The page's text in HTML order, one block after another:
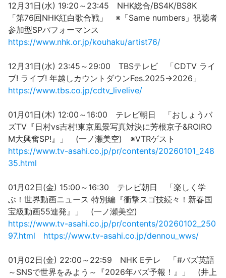
12月31日(水) 19:20～23:45 NHK総合/BS4K/BS8K
「第76回NHK紅白歌合戦」 ※「Same numbers」視聴者
参加型SPパフォーマンス
https://www.nhk.or.jp/kouhaku/artist76/
12月31日(水) 23:45～29:00 TBSテレビ 「CDTV ライ
ブ! ライブ! 年越しカウントダウンFes.2025→2026」
https://www.tbs.co.jp/cdtv_livelive/
01月01日(木) 12:00～16:00 テレビ朝日 「おしょうバ
ズTV『日村vs吉村!東京風景写真対決に芳根京子&ROIRO
M大興奮SP!』」 (一ノ瀬美空) ※VTRゲスト
https://www.tv-asahi.co.jp/pr/contents/20260101_248
35.html
01月02日(金) 15:00～16:30 テレビ朝日 「楽しく学
ぶ！世界動画ニュース 特別編『衝撃スゴ技続々！新春国
宝級動画55連発』」 (一ノ瀬美空)
https://www.tv-asahi.co.jp/pr/contents/20260102_250
97.html
https://www.tv-asahi.co.jp/dennou_wws/
01月02日(金) 22:00～22:59 NHK Eテレ 「#バズ英語
～SNSで世界をみよう～『2026年バズ予報！』」 (井上